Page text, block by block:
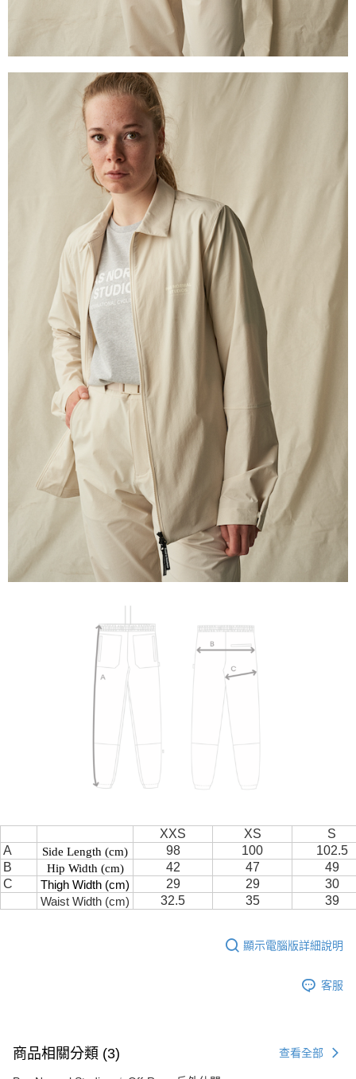
XXS XS
S
A
Side Length (cm) 98 100
102.5
B
Hip Width (cm) 42 47
49
C
Thigh Width (cm) 29 29 30
Waist Width (cm) 32.5 35 39
顯示電腦版詳細說明
客服
商品相關分類 (3) 查看全部